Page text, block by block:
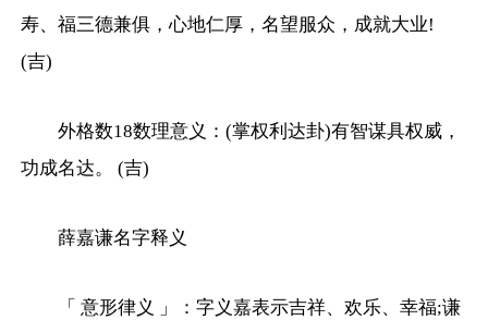
寿、福三德兼俱，心地仁厚，名望服众，成就大业!
(吉)
外格数18数理意义：(掌权利达卦)有智谋具权威，
功成名达。 (吉)
薛嘉谦名字释义
「 意形律义 」：字义嘉表示吉祥、欢乐、幸福;谦